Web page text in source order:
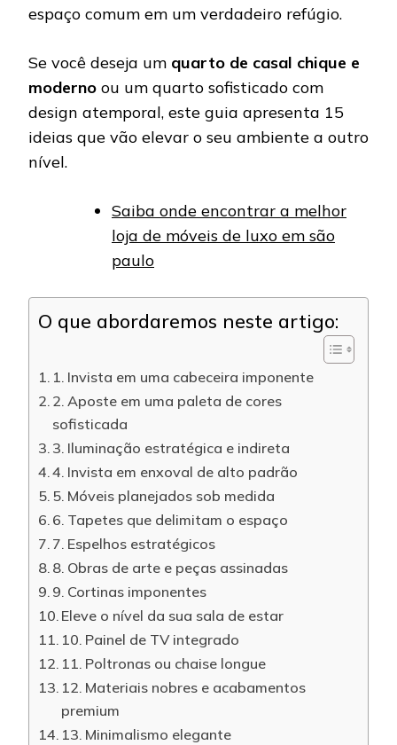
espaço comum em um verdadeiro refúgio.
Se você deseja um quarto de casal chique e
moderno ou um quarto sofisticado com
design atemporal, este guia apresenta 15
ideias que vão elevar o seu ambiente a outro
nível.
Saiba onde encontrar a melhor
loja de móveis de luxo em são
paulo
O que abordaremos neste artigo:
1. Invista em uma cabeceira imponente
2. Aposte em uma paleta de cores
sofisticada
3. Iluminação estratégica e indireta
4. Invista em enxoval de alto padrão
5. Móveis planejados sob medida
6. Tapetes que delimitam o espaço
7. Espelhos estratégicos
8. Obras de arte e peças assinadas
9. Cortinas imponentes
Eleve o nível da sua sala de estar
10. Painel de TV integrado
11. Poltronas ou chaise longue
12. Materiais nobres e acabamentos
premium
13. Minimalismo elegante